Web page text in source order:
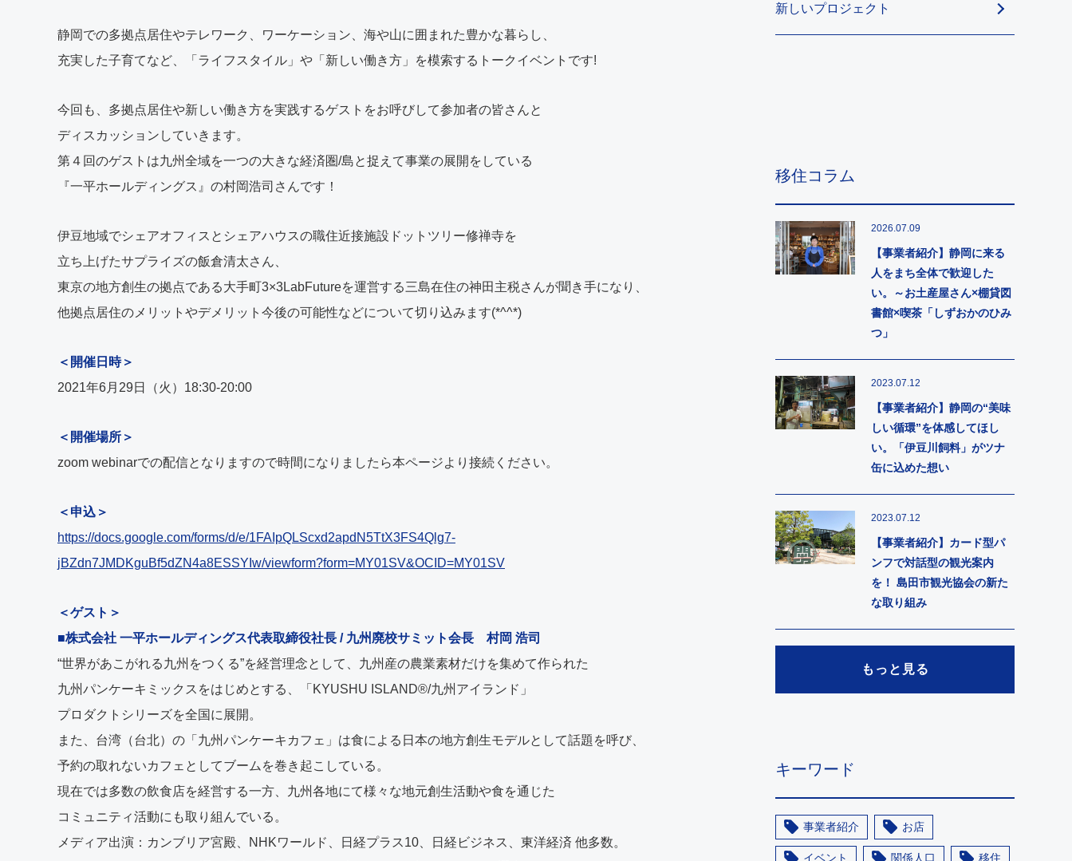
静岡での多拠点居住やテレワーク、ワーケーション、海や山に囲まれた豊かな暮らし、
充実した子育てなど、「ライフスタイル」や「新しい働き方」を模索するトークイベントです!
今回も、多拠点居住や新しい働き方を実践するゲストをお呼びして参加者の皆さんと
ディスカッションしていきます。
第４回のゲストは九州全域を一つの大きな経済圏/島と捉えて事業の展開をしている
『一平ホールディングス』の村岡浩司さんです！
伊豆地域でシェアオフィスとシェアハウスの職住近接施設ドットツリー修禅寺を
立ち上げたサプライズの飯倉清太さん、
東京の地方創生の拠点である大手町3×3LabFutureを運営する三島在住の神田主税さんが聞き手になり、
他拠点居住のメリットやデメリット今後の可能性などについて切り込みます(*^^*)
＜開催日時＞
2021年6月29日（火）18:30-20:00
＜開催場所＞
zoom webinarでの配信となりますので時間になりましたら本ページより接続ください。
＜申込＞
https://docs.google.com/forms/d/e/1FAIpQLScxd2apdN5TtX3FS4Qlg7-
jBZdn7JMDKguBf5dZN4a8ESSYIw/viewform?form=MY01SV&OCID=MY01SV
＜ゲスト＞
■株式会社 一平ホールディングス代表取締役社長 / 九州廃校サミット会長 村岡 浩司
“世界があこがれる九州をつくる”を経営理念として、九州産の農業素材だけを集めて作られた
九州パンケーキミックスをはじめとする、「KYUSHU ISLAND®︎/九州アイランド」
プロダクトシリーズを全国に展開。
また、台湾（台北）の「九州パンケーキカフェ」は食による日本の地方創生モデルとして話題を呼び、
予約の取れないカフェとしてブームを巻き起こしている。
現在では多数の飲食店を経営する一方、九州各地にて様々な地元創生活動や食を通じた
コミュニティ活動にも取り組んでいる。
メディア出演：カンブリア宮殿、NHKワールド、日経プラス10、日経ビジネス、東洋経済 他多数。
新しいプロジェクト
移住コラム
2026.07.09
【事業者紹介】静岡に来る
人をまち全体で歓迎した
い。～お土産屋さん×棚貸図
書館×喫茶「しずおかのひみ
つ」
2023.07.12
【事業者紹介】静岡の“美味
しい循環”を体感してほし
い。「伊豆川飼料」がツナ
缶に込めた想い
2023.07.12
【事業者紹介】カード型パ
ンフで対話型の観光案内
を！ 島田市観光協会の新た
な取り組み
もっと見る
キーワード
事業者紹介 お店
イベント 関係人口 移住